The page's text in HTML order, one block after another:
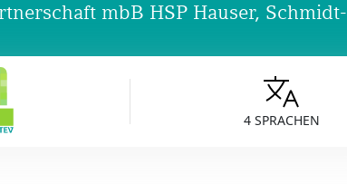
mbB HSP Hauser, Schmidt-
4 SPRACHEN